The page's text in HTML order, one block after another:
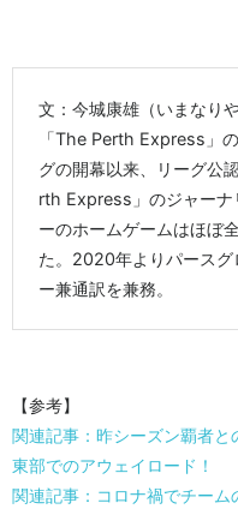
文：今城康雄（いまなり
「The Perth Express」
グの開幕以来、リーグ公
rth Express」のジャーナ
ーのホームゲームはほぼ
た。2020年よりパースグ
ー兼通訳を兼務。
【参考】
関連記事：昨シーズン覇者
東部でのアウェイロード！
関連記事：コロナ禍でチー